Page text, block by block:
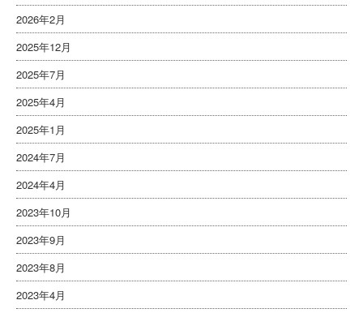
2026年2月
2025年12月
2025年7月
2025年4月
2025年1月
2024年7月
2024年4月
2023年10月
2023年9月
2023年8月
2023年4月